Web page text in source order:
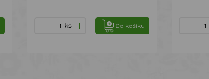
ks Do košíku